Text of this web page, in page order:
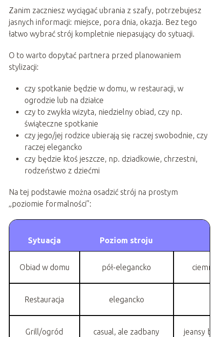
Zanim zaczniesz wyciągać ubrania z szafy, potrzebujesz
jasnych informacji: miejsce, pora dnia, okazja. Bez tego
łatwo wybrać strój kompletnie niepasujący do sytuacji.
O to warto dopytać partnera przed planowaniem
stylizacji:
czy spotkanie będzie w domu, w restauracji, w
ogrodzie lub na działce
czy to zwykła wizyta, niedzielny obiad, czy np.
świąteczne spotkanie
czy jego/jej rodzice ubierają się raczej swobodnie, czy
raczej elegancko
czy będzie ktoś jeszcze, np. dziadkowie, chrzestni,
rodzeństwo z dziećmi
Na tej podstawie można osadzić strój na prostym
„poziomie formalności”:
Sytuacja Poziom stroju
Obiad w domu pół-elegancko
Restauracja elegancko
Grill/ogród casual, ale zadbany jeansy